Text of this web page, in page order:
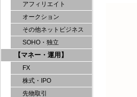
アフィリエイト
オークション
その他ネットビジネス
SOHO・独立
【マネー・運用】
FX
株式・IPO
先物取引